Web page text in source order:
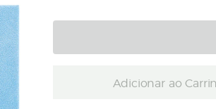
Adicionar ao